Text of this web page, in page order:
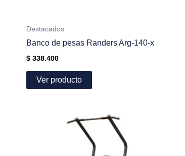
Destacados
Banco de pesas Randers Arg-140-x
$ 338.400
Ver producto